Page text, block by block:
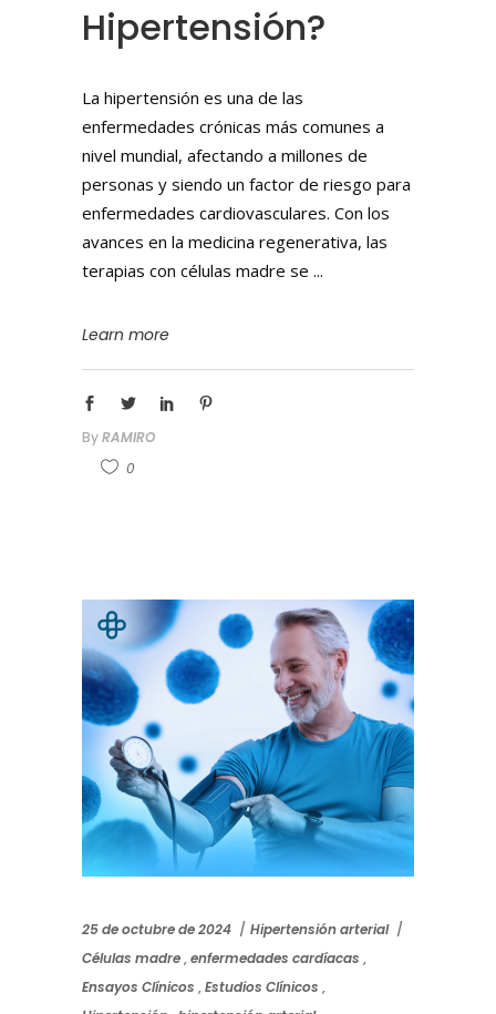
Hipertensión?
La hipertensión es una de las
enfermedades crónicas más comunes a
nivel mundial, afectando a millones de
personas y siendo un factor de riesgo para
enfermedades cardiovasculares. Con los
avances en la medicina regenerativa, las
terapias con células madre se
Learn more
ByRAMIRO
0
25 de octubre de 2024
Hipertensión arterial
Células madre,enfermedades cardíacas ,
Ensayos Clínicos ,Estudios Clínicos ,